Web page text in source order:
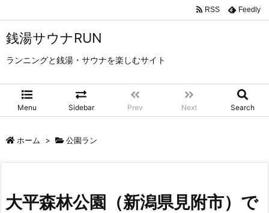
銭湯サウナRUN
ランニングと銭湯・サウナを楽しむサイト
Menu Sidebar Prev Next Search
RSS Feedly
ホーム > 公園ラン
大平森林公園（新潟県見附市）で